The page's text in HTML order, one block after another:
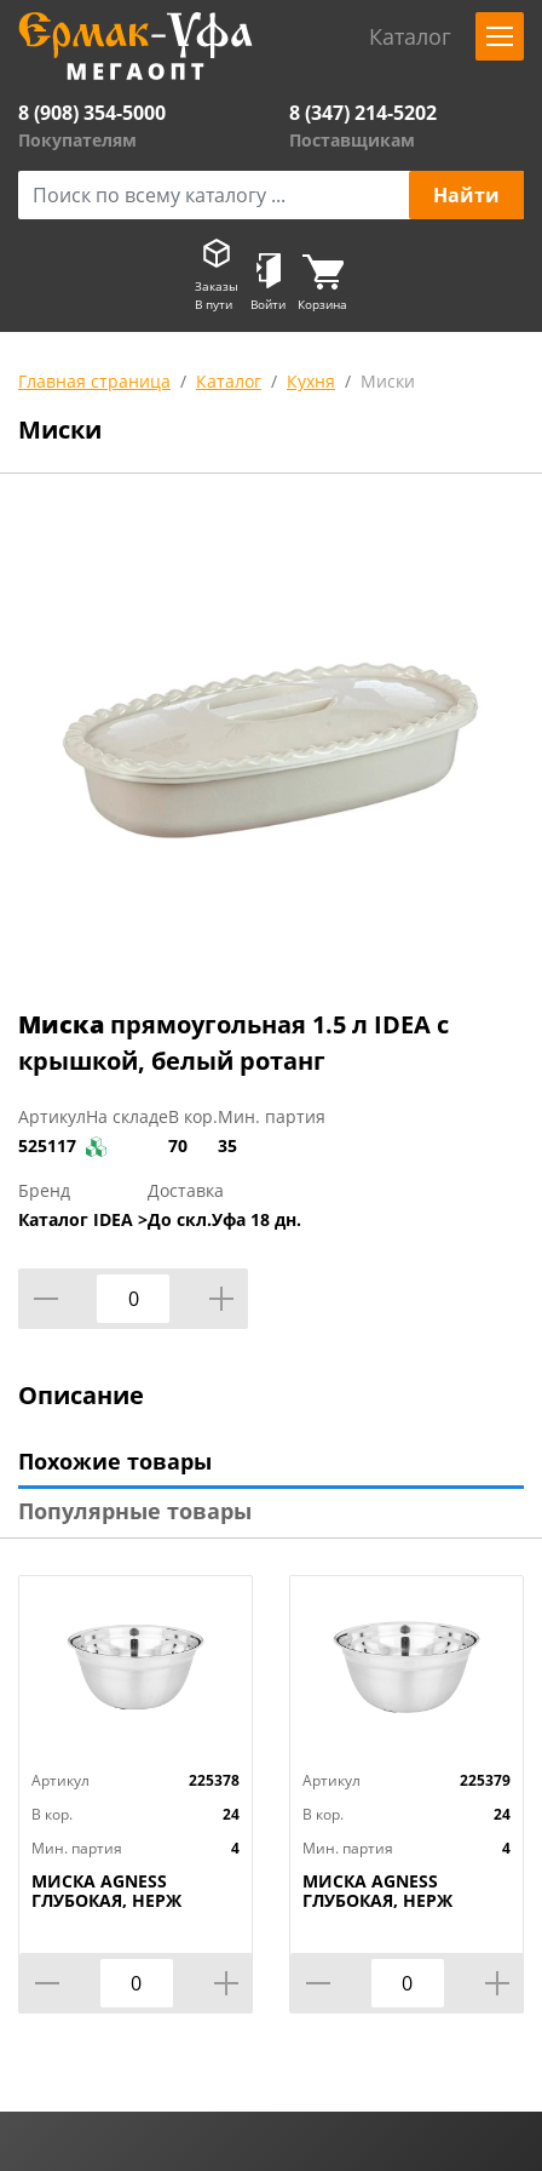
Каталог
8 (908) 354-5000
Покупателям
8 (347) 214-5202
Поставщикам
Заказы
В пути
Войти Корзина
Главная страница Каталог Кухня Миски
Миски
Миска прямоугольная 1.5 л IDEA с
крышкой, белый ротанг
Артикул
525117
На складеВ кор.
70
Мин. партия
35
Бренд
Каталог IDEA >
Доставка
До скл.Уфа 18 дн.
Описание
Похожие товары
Популярные товары
Артикул
225378
В кор.
24
Мин. партия
4
МИСКА AGNESS
ГЛУБОКАЯ, НЕРЖ
ДНО, 26 СМ 3 Л
Артикул
225379
В кор.
24
Мин. партия
4
МИСКА AGNESS
ГЛУБОКАЯ, НЕРЖ
ДНО, 28 СМ 4,2 Л